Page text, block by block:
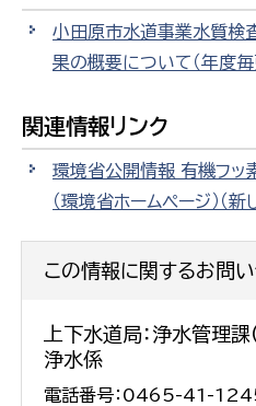
小田原市水道事業水質検
果の概要について（年度毎
関連情報リンク
環境省公開情報 有機フッ
（環境省ホームページ） （新
この情報に関するお問
上下水道局：浄水管理
浄水係
電話番号：0465-41-